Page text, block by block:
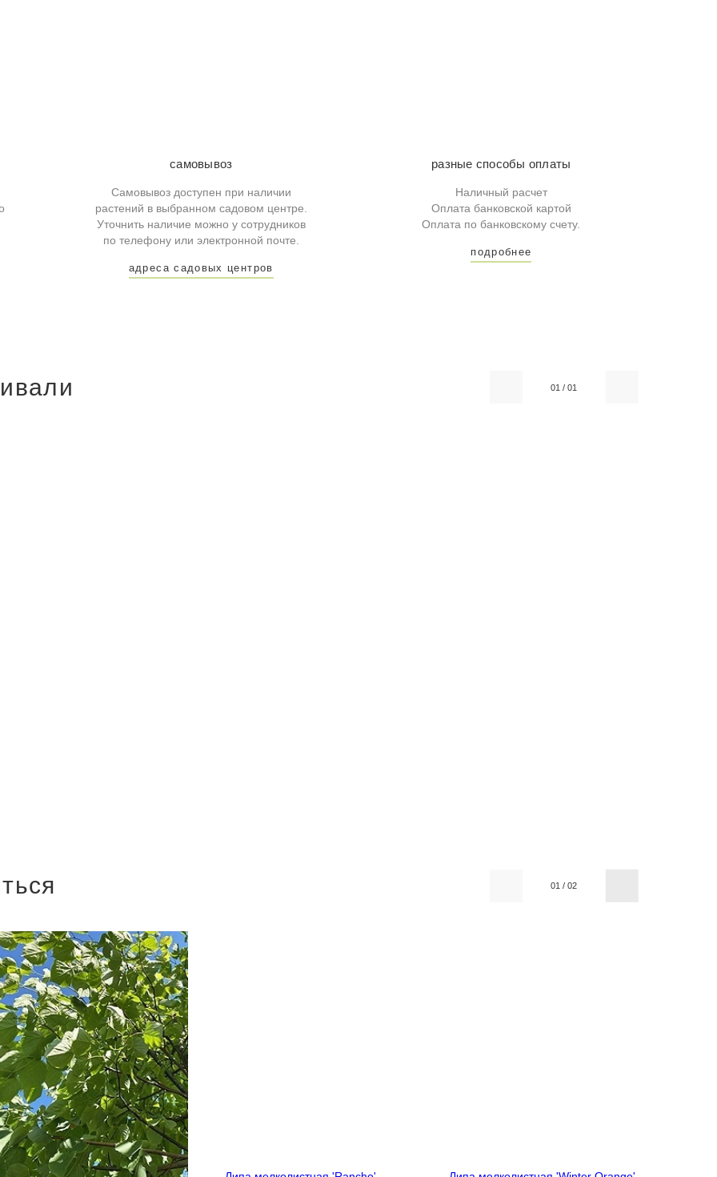
самовывоз
Самовывоз доступен при наличии
растений в выбранном садовом центре.
Уточнить наличие можно у сотрудников
по телефону или электронной почте.
адреса садовых центров
разные способы оплаты
Наличный расчет
Оплата банковской картой
Оплата по банковскому счету.
подробнее
01 /01
01 /02